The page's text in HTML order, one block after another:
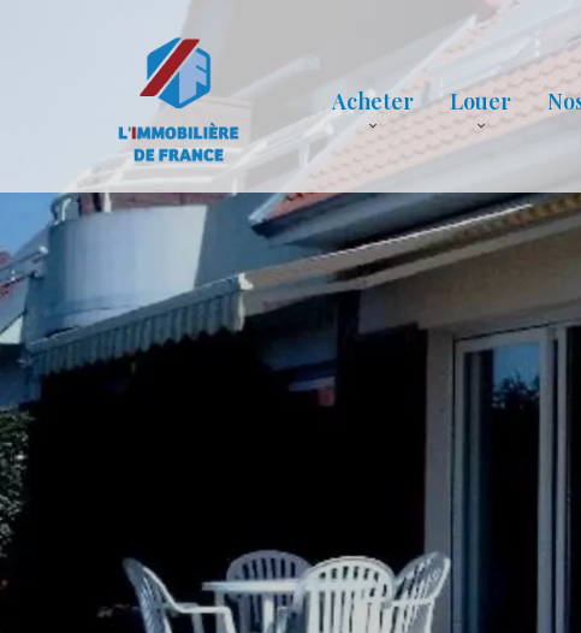
Acheter Louer